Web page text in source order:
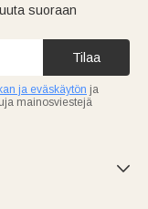
suoraan
Tilaa
ja eväskäytön ja
mainosviestejä
